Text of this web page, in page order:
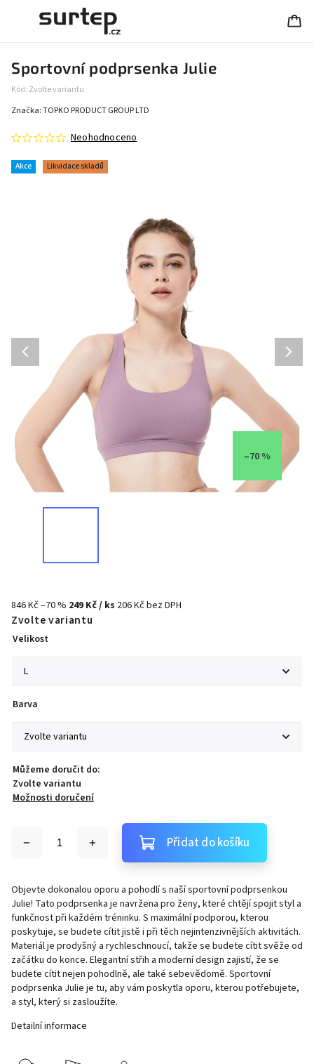
Sportovní podprsenka Julie
Kód: Zvolte variantu
Akce Likvidace skladů
Neohodnoceno
Značka:TOPKO PRODUCT GROUP LTD
–70 %
846 Kč–70 % 249 Kč/ ks 206 Kč bez DPH
Zvolte variantu
Velikost
Barva
Můžeme doručit do:
Zvolte variantu
Možnosti doručení
Přidat do košíku
Objevte dokonalou oporu a pohodlí s naší sportovní podprsenkou
Julie! Tato podprsenka je navržena pro ženy, které chtějí spojit styl a
funkčnost při každém tréninku. S maximální podporou, kterou
poskytuje, se budete cítit jistě i při těch nejintenzivnějších aktivitách.
Materiál je prodyšný a rychleschnoucí, takže se budete cítit svěže od
začátku do konce. Elegantní střih a moderní design zajistí, že se
budete cítit nejen pohodlně, ale také sebevědomě. Sportovní
podprsenka Julie je tu, aby vám poskytla oporu, kterou potřebujete,
a styl, který si zasloužíte.
Detailní informace